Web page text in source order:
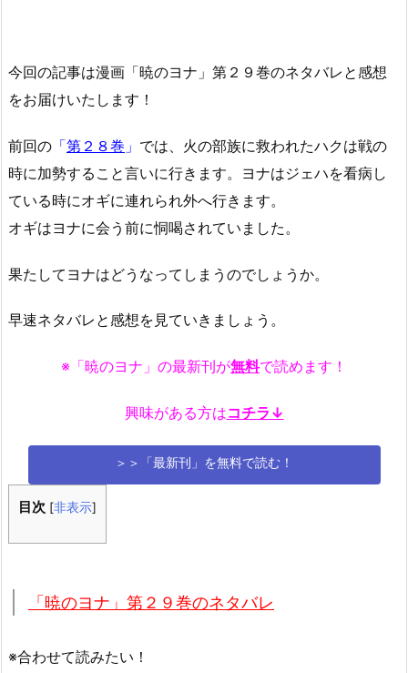
今回の記事は漫画「暁のヨナ」第２９巻のネタバレと感想
をお届けいたします！
前回の 「第２８巻 」 では、火の部族に救われたハクは戦の
時に加勢すること言いに行きます。ヨナはジェハを看病し
ている時にオギに連れられ外へ行きます。
オギはヨナに会う前に恫喝されていました。
果たしてヨナはどうなってしまうのでしょうか。
早速ネタバレと感想を見ていきましょう。
※「暁のヨナ」の最新刊が無料で読めます！
興味がある方はコチラ↓
＞＞「最新刊」を無料で読む！
目次 [非表示]
「暁のヨナ」第２９巻のネタバレ
※合わせて読みたい！